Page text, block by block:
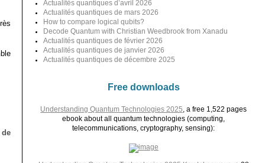
Actualités quantiques d’avril 2026
Actualités quantiques de mars 2026
How to compare logical qubits?
Decode Quantum with Christian Weedbrook from Xanadu
Actualités quantiques de février 2026
Actualités quantiques de janvier 2026
Actualités quantiques de décembre 2025
Free downloads
Understanding Quantum Technologies 2025 , a free 1,522 pages
ebook about all quantum technologies (computing,
telecommunications, cryptography, sensing):